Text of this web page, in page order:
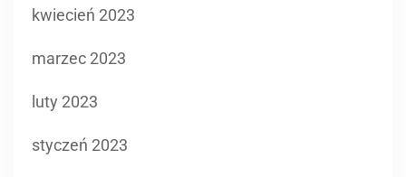
kwiecień 2023
marzec 2023
luty 2023
styczeń 2023